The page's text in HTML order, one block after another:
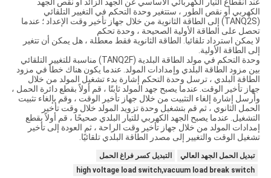
عند انقطاع التيار الكهربائي الأساسي عن الجهد الزائد أو نقص الجهد
الكهربي أو نقص الطور ، ستتغير وحدة التحكم في التغيير التلقائي
(TANQ2S) إلى الطاقة الثانوية من خلال جهاز تأخير وقت الإعداد ؛ عندما
تحصل على الطاقة الأولية الصحيحة ، وحدة تحكم
لا يمكن استرداد تلقائيا. الطاقة الثانوية فقط معطلة ، هل يمكن أن تتغير
إلى الطاقة الأولية.
وحدة التحكم في مولد الطاقة البلدية (TANQ2F) مناسبة للتغيير التلقائي
بين مزود الطاقة البلدي وإمدادات المولد. عندما يكون هناك خطأ في مزود
الطاقة البلدي ، ترسل وحدة التحكم إشارة بدء تشغيل المولد من خلال
جهاز تأخير الوقت. عندما يصبح جهد المولد ثابتًا ، قم أولاً بقطع دائرة الحمل ،
وأرسل إشارة إلغاء التثبيت من خلال جهاز تأخير الوقت ، وقم بإلغاء تثبيت
الحمل الثانوي ، ثم قم بتشغيل وحدة تزويد المولد خلال وقت تأخير
التشغيل. عندما يصبح الجهد الكهربي للتيار البلدي صحيحًا ، قم أولاً بقطع
إمدادات المولد من خلال جهاز تأخير وقت الراحة ، ثم العودة إلى تأخير
تشغيل الوقت والتغيير إلى مصدر الطاقة البلدي تلقائيًا.
تبديل الحمل الجهد العالي
التبديل كسر فراغ الحمل
high voltage load switch,vacuum load break switch